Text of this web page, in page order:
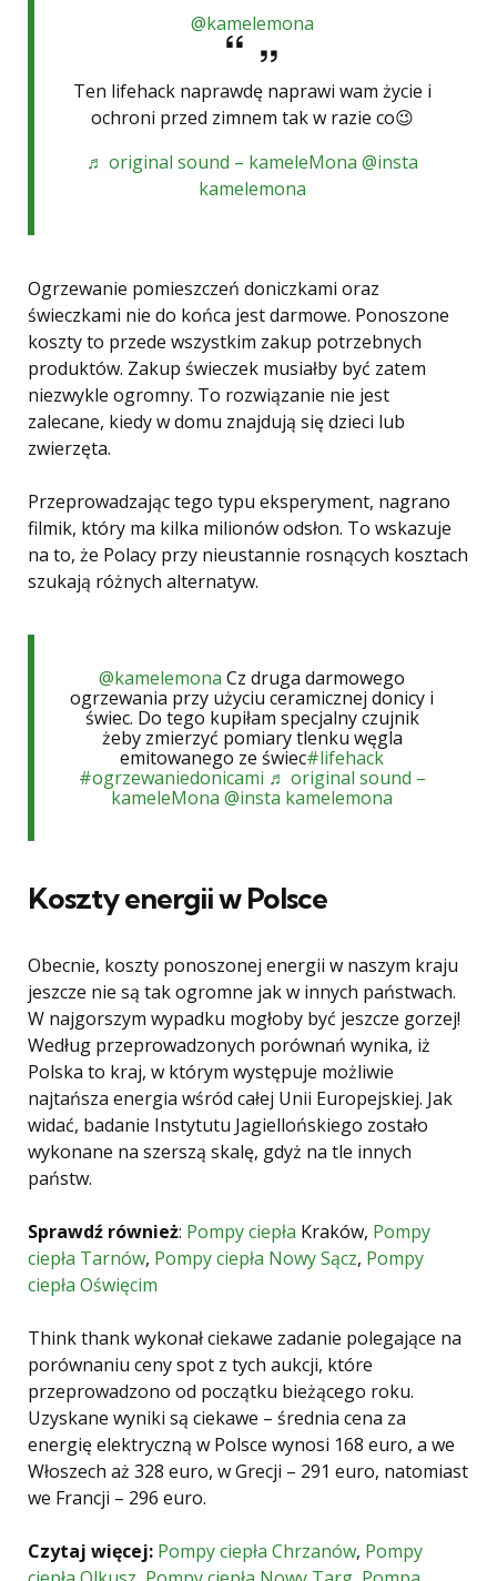
@kamelemona
Ten lifehack naprawdę naprawi wam życie i
ochroni przed zimnem tak w razie co😉
♬ original sound – kameleMona @insta
kamelemona
Ogrzewanie pomieszczeń doniczkami oraz
świeczkami nie do końca jest darmowe. Ponoszone
koszty to przede wszystkim zakup potrzebnych
produktów. Zakup świeczek musiałby być zatem
niezwykle ogromny. To rozwiązanie nie jest
zalecane, kiedy w domu znajdują się dzieci lub
zwierzęta.
Przeprowadzając tego typu eksperyment, nagrano
filmik, który ma kilka milionów odsłon. To wskazuje
na to, że Polacy przy nieustannie rosnących kosztach
szukają różnych alternatyw.
@kamelemona Cz druga darmowego
ogrzewania przy użyciu ceramicznej donicy i
świec. Do tego kupiłam specjalny czujnik
żeby zmierzyć pomiary tlenku węgla
emitowanego ze świec#lifehack
#ogrzewaniedonicami ♬ original sound –
kameleMona @insta kamelemona
Koszty energii w Polsce
Obecnie, koszty ponoszonej energii w naszym kraju
jeszcze nie są tak ogromne jak w innych państwach.
W najgorszym wypadku mogłoby być jeszcze gorzej!
Według przeprowadzonych porównań wynika, iż
Polska to kraj, w którym występuje możliwie
najtańsza energia wśród całej Unii Europejskiej. Jak
widać, badanie Instytutu Jagiellońskiego zostało
wykonane na szerszą skalę, gdyż na tle innych
państw.
Sprawdź również: Pompy ciepła Kraków, Pompy
ciepła Tarnów, Pompy ciepła Nowy Sącz, Pompy
ciepła Oświęcim
Think thank wykonał ciekawe zadanie polegające na
porównaniu ceny spot z tych aukcji, które
przeprowadzono od początku bieżącego roku.
Uzyskane wyniki są ciekawe – średnia cena za
energię elektryczną w Polsce wynosi 168 euro, a we
Włoszech aż 328 euro, w Grecji – 291 euro, natomiast
we Francji – 296 euro.
Czytaj więcej: Pompy ciepła Chrzanów, Pompy